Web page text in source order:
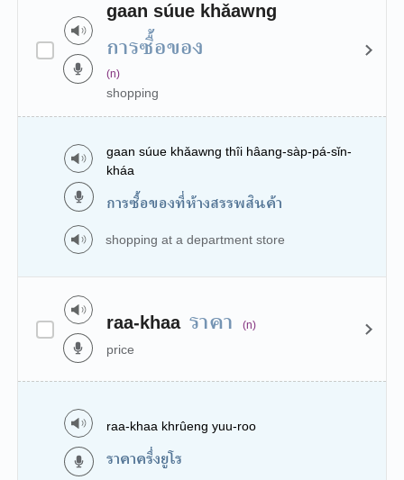
gaan súue khǎawng
การซื้อของ
(n)
shopping
gaan súue khǎawng thîi hâang-sàp-pá-sǐn-
kháa
การซื้อของที่ห้างสรรพสินค้า
shopping at a department store
raa-khaa ราคา (n)
price
raa-khaa khrûeng yuu-roo
ราคาครึ่งยูโร